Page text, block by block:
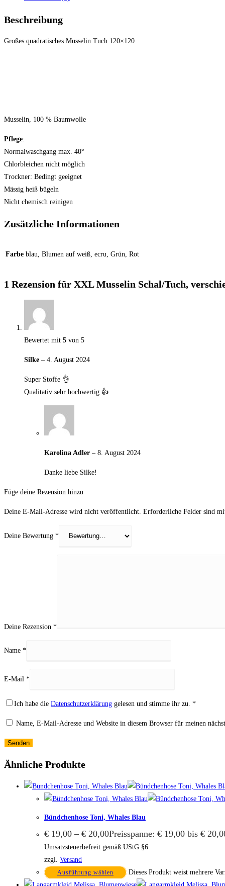
Beschreibung
Großes quadratisches Musselin Tuch 120×120
Musselin, 100 % Baumwolle
Pflege:
Normalwaschgang max. 40°
Chlorbleichen nicht möglich
Trockner: Bedingt geeignet
Mässig heiß bügeln
Nicht chemisch reinigen
Zusätzliche Informationen
Farbe blau, Blumen auf weiß, ecru, Grün, Rot
1 Rezension für XXL Musselin Schal/Tuch,
Bewertet mit 5 von 5
Silke – 4. August 2024
Super Stoffe 👌
Qualitativ sehr hochwertig 👍
Karolina Adler – 8. August 2024
Danke liebe Silke!
Füge deine Rezension hinzu
Deine E-Mail-Adresse wird nicht veröffentlicht. Erforderliche Felder sind
Deine Bewertung *
Deine Rezension *
Name *
E-Mail *
Ich habe die Datenschutzerklärung gelesen und stimme ihr zu. *
Name, E-Mail-Adresse und Website in diesem Browser für meinen
Ähnliche Produkte
Bündchenhose Toni, Whales Blau
€ 19,00 – € 20,00Preisspanne: € 19,00 bis €
Umsatzsteuerbefreit gemäß UStG §6
zzgl. Versand
Ausführung wählen Dieses Produkt weist mehrere